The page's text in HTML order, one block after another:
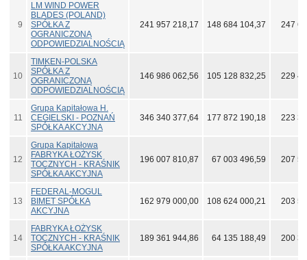
9
LM WIND POWER
BLADES (POLAND)
SPÓŁKA Z
OGRANICZONĄ
ODPOWIEDZIALNOŚCIĄ
241 957 218,17 148 684 104,37 247
10
TIMKEN-POLSKA
SPÓŁKA Z
OGRANICZONĄ
ODPOWIEDZIALNOŚCIĄ
146 986 062,56 105 128 832,25 229
11
Grupa Kapitałowa H.
CEGIELSKI - POZNAŃ
SPÓŁKA AKCYJNA
346 340 377,64 177 872 190,18 223
12
Grupa Kapitałowa
FABRYKA ŁOŻYSK
TOCZNYCH - KRAŚNIK
SPÓŁKA AKCYJNA
196 007 810,87 67 003 496,59 207
13
FEDERAL-MOGUL
BIMET SPÓŁKA
AKCYJNA
162 979 000,00 108 624 000,21 203
14
FABRYKA ŁOŻYSK
TOCZNYCH - KRAŚNIK
SPÓŁKA AKCYJNA
189 361 944,86 64 135 188,49 200